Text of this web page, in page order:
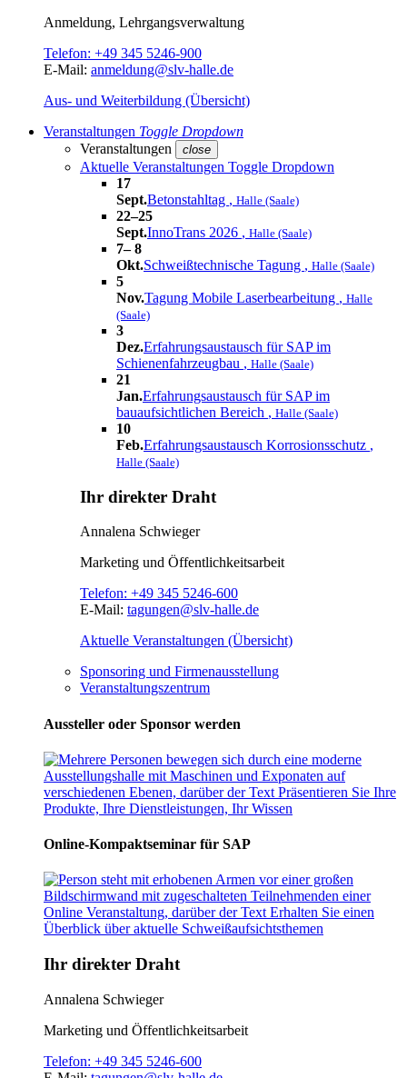
Anmeldung, Lehrgangsverwaltung
Telefon: +49 345 5246-900
E-Mail: anmeldung@slv-halle.de
Aus- und Weiterbildung (Übersicht)
Veranstaltungen Toggle Dropdown
Veranstaltungen
close
Aktuelle Veranstaltungen Toggle Dropdown
17
Sept.Betonstahltag , Halle (Saale)
22–25
Sept.InnoTrans 2026 , Halle (Saale)
7– 8
Okt.Schweißtechnische Tagung , Halle (Saale)
5
Nov.Tagung Mobile Laserbearbeitung , Halle
(Saale)
3
Dez.Erfahrungsaustausch für SAP im
Schienenfahrzeugbau , Halle (Saale)
21
Jan.Erfahrungsaustausch für SAP im
bauaufsichtlichen Bereich , Halle (Saale)
10
Feb.Erfahrungsaustausch Korrosionsschutz ,
Halle (Saale)
Ihr direkter Draht
Annalena Schwieger
Marketing und Öffentlichkeitsarbeit
Telefon: +49 345 5246-600
E-Mail: tagungen@slv-halle.de
Aktuelle Veranstaltungen (Übersicht)
Sponsoring und Firmenausstellung
Veranstaltungszentrum
Aussteller oder Sponsor werden
Online-Kompaktseminar für SAP
Ihr direkter Draht
Annalena Schwieger
Marketing und Öffentlichkeitsarbeit
Telefon: +49 345 5246-600